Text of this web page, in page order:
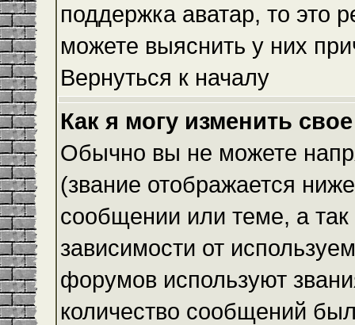
поддержка аватар, то это
можете выяснить у них
Вернуться к началу
Как я могу изменить
Обычно вы не можете
(звание отображается
сообщении или теме, а
зависимости от
форумов используют
количество сообщений